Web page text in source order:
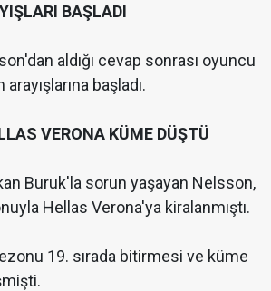
BAŞLADI
aldığı cevap sonrası oyuncu
başladı.
VERONA KÜME DÜŞTÜ
Buruk'la sorun yaşayan Nelsson,
Hellas Verona'ya kiralanmıştı.
19. sırada bitirmesi ve küme